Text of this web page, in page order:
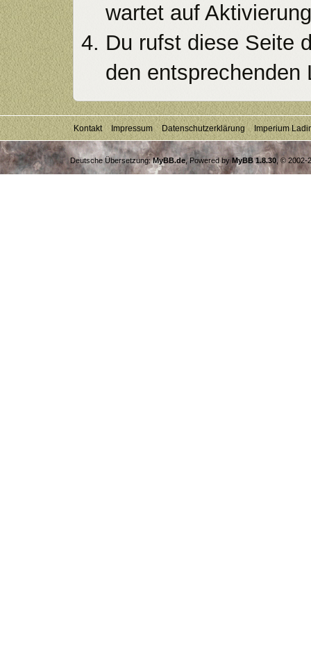
wartet auf
Du rufst diese Seite
den entsprechenden
Kontakt Impressum Datenschutzerklärung Imperium
Deutsche Übersetzung:MyBB.de, Powered byMyBB 1.8.30, © 2002-